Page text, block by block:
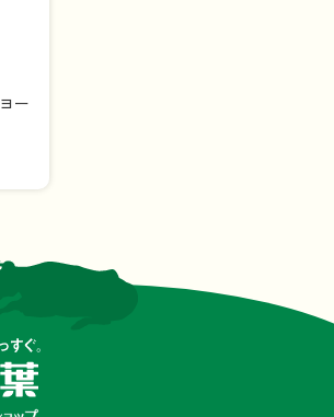
よつ葉 DESSERT YOGHURT
ー